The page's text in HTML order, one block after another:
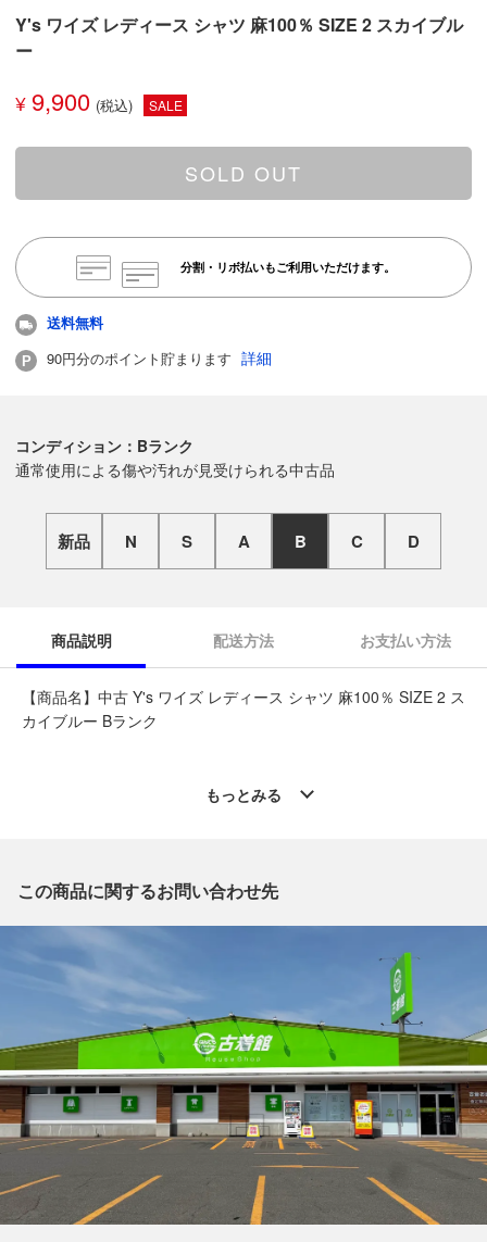
Y's ワイズ レディース シャツ 麻100％ SIZE 2 スカイブル
ー
¥ 9,900 SALE
SOLD OUT
分割・リボ払いもご利用いただけます。
送料無料
90円分のポイント貯まります 詳細
コンディション：Bランク
通常使用による傷や汚れが見受けられる中古品
新品 N S A B C D
商品説明 配送方法 お支払い方法
【商品名】中古 Y's ワイズ レディース シャツ 麻100％ SIZE 2 ス
カイブルー Bランク
※「なんでもリサイクルビッグバン 公式オンラインストアの出
電話番号：0155-67-8571
【店舗内商品コード】1002100900173
【メーカー】Y's/ワイズ
【対象】レディース
【カラー】スカイブルー
【着丈】約83cm
【袖丈】約58cm
【付属品】なし
【ランク】Bランク
通常使用による傷や汚れが見受けられる中古品
もっとみる
この商品に関するお問い合わせ先